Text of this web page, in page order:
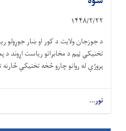
۱۴۴۸/۲/۲۲
د جوزجان ولایت د کور او ښار جوړولو
تخنیکي ټیم د مخابراتو ریاست اړوند
پروژې له روانو چارو څخه تخنیکي څارنه
نور...